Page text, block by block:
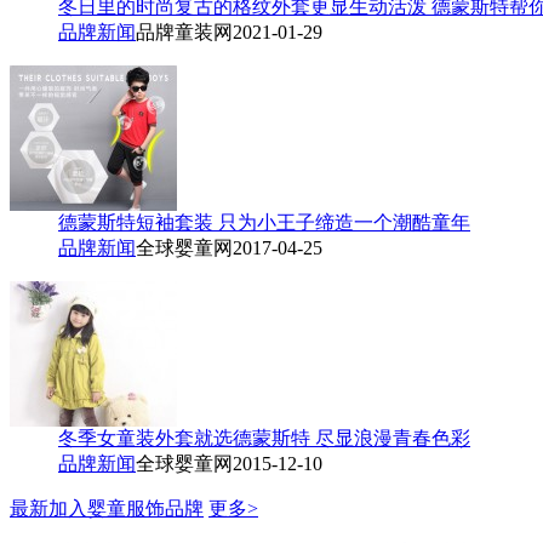
冬日里的时尚复古的格纹外套更显生动活泼 德蒙斯特帮
品牌新闻品牌童装网 2021-01-29
德蒙斯特短袖套装 只为小王子缔造一个潮酷童年
品牌新闻全球婴童网 2017-04-25
冬季女童装外套就选德蒙斯特 尽显浪漫青春色彩
品牌新闻全球婴童网 2015-12-10
最新加入婴童服饰品牌 更多>